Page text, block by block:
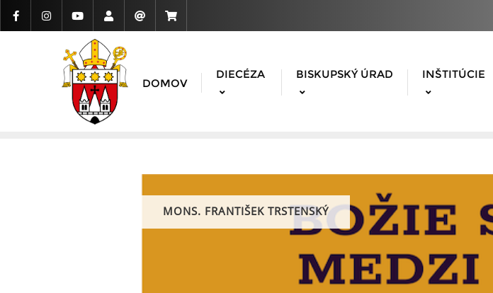
DOMOV
DIECÉZA BISKUPSKÝ ÚRAD INŠTITÚCIE
MONS. FRANTIŠEK TRSTENSKÝ